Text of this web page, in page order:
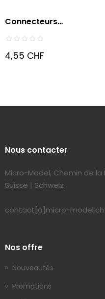
Connecteurs
D'alimentation...
4,55 CHF
Nous contacter
Micro-Model, Chemin de la
Suisse | Schweiz
contact[a]micro-model.ch
Nos offre
Nouveautés
Promotions